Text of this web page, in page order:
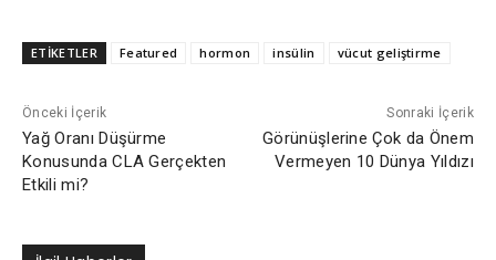
ETİKETLER Featured hormon insülin vücut geliştirme
Önceki İçerik
Yağ Oranı Düşürme
Konusunda CLA Gerçekten
Etkili mi?
Sonraki İçerik
Görünüşlerine Çok da Önem
Vermeyen 10 Dünya Yıldızı